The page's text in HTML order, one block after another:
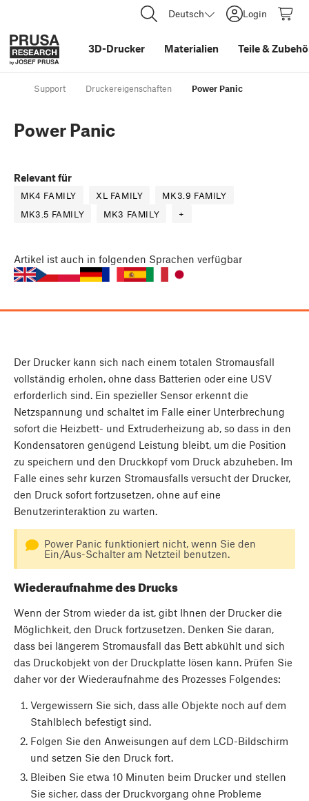
Deutsch Login
3D-Drucker Materialien Teile&
Support Druckereigenschaften Power Panic
Power Panic
Relevant für
MK4 FAMILY XL FAMILY
MK3.9 FAMILY
MK3.5 FAMILY
MK3 FAMILY +
Artikel ist auch in folgenden Sprachen verfügbar
Der Drucker kann sich nach einem totalen Stromausfall
vollständig erholen, ohne dass Batterien oder eine USV
erforderlich sind. Ein spezieller Sensor erkennt die
Netzspannung und schaltet im Falle einer Unterbrechung
sofort die Heizbett- und Extruderheizung ab, so dass in den
Kondensatoren genügend Leistung bleibt, um die Position
zu speichern und den Druckkopf vom Druck abzuheben. Im
Falle eines sehr kurzen Stromausfalls versucht der Drucker,
den Druck sofort fortzusetzen, ohne auf eine
Benutzerinteraktion zu warten.
Power Panic funktioniert nicht, wenn Sie den
Ein/Aus-Schalter am Netzteil benutzen.
Wiederaufnahme des Drucks
Wenn der Strom wieder da ist, gibt Ihnen der Drucker die
Möglichkeit, den Druck fortzusetzen. Denken Sie daran,
dass bei längerem Stromausfall das Bett abkühlt und sich
das Druckobjekt von der Druckplatte lösen kann. Prüfen Sie
daher vor der Wiederaufnahme des Prozesses Folgendes:
Vergewissern Sie sich, dass alle Objekte noch auf dem
Stahlblech befestigt sind.
Folgen Sie den Anweisungen auf dem LCD-Bildschirm
und setzen Sie den Druck fort.
Bleiben Sie etwa 10 Minuten beim Drucker und stellen
Sie sicher, dass der Druckvorgang ohne Probleme